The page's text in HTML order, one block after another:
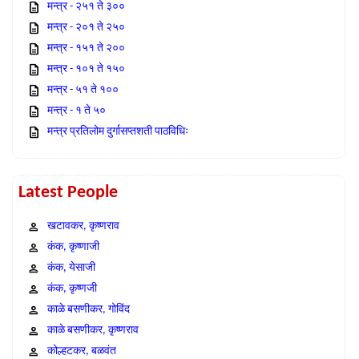
मन्त्र - २५१ ते ३००
मन्त्र - २०१ ते २५०
मन्त्र - १५१ ते २००
मन्त्र - १०१ ते १५०
मन्त्र - ५१ ते १००
मन्त्र - १ ते ५०
मन्त्र प्रतिलोम दुर्गासप्तशती पाठविधिः
Latest People
खटावकर, कृष्णराव
कंक, कृष्णाजी
कंक, येसाजी
कंक, कृष्णजी
काळे बसणीकर, गोविंद
काळे बसणीकर, कृष्णराव
कोल्हटकर, बळवंत